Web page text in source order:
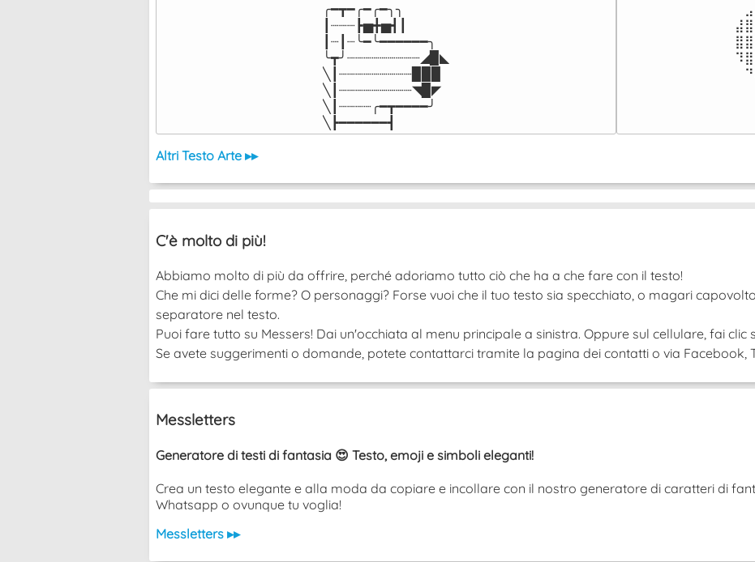
╭━┳━╭━╭━╮╮
┃┈┈┈┣▅╋▅┫┃
┃┈┃┈╰━╰━━━━━━╮
╰┳╯┈┈┈┈┈┈┈┈┈◢▉◣
╲┃┈┈┈┈┈┈┈┈┈▉▉▉
╲┃┈┈┈┈┈┈┈┈┈◥▉◤
╲┃┈┈┈┈╭━┳━━━━╯
╲┣━━━━━━┫﻿
Altri Testo Arte ▸▸
C'è molto di più!
Abbiamo molto di più da offrire, perché adoriamo tutto ciò che ha a che fare con il testo!
Che mi dici delle forme? O personaggi? Forse vuoi che il tuo testo sia specchiato, o magari
separatore nel testo.
Puoi fare tutto su Messers! Dai un'occhiata al menu principale a sinistra. Oppure sul cellulare, fai
Se avete suggerimenti o domande, potete contattarci tramite la pagina dei contatti o via Facebook,
Messletters
Generatore di testi di fantasia 😍 Testo, emoji e simboli eleganti!
Crea un testo elegante e alla moda da copiare e incollare con il nostro generatore di caratteri di
Whatsapp o ovunque tu voglia!
Messletters ▸▸